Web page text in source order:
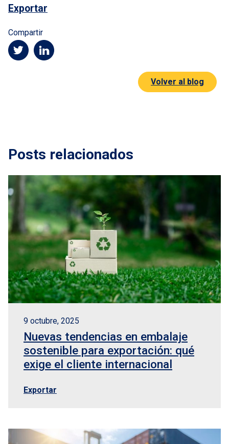
Exportar
Compartir
Volver al blog
Posts relacionados
9 octubre, 2025
Nuevas tendencias en embalaje
sostenible para exportación: qué
exige el cliente internacional
Exportar